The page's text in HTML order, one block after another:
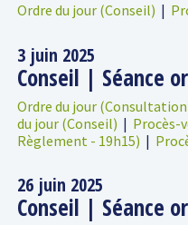
Ordre du jour (Conseil) |
3 juin 2025
Conseil | Séance
Ordre du jour
du jour (Conseil) | Procès-
Règlement - 19h15) |
26 juin 2025
Conseil | Séance